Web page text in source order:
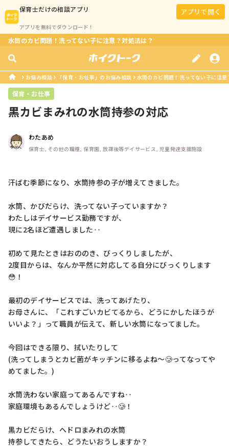
保育士だけの相談アプリ
アプリを無料でダウンロード！
アプリで開く
水筒のカビ問題！洗ってない子に注意？対処法は？
お悩み相談 「保育・お仕事」のお悩み相談 水筒のカビ問題！洗ってない子に注
保育・お仕事
黒カビまみれの水筒持参の対応
わたあめ
保育士, その他の職種, 保育園, 放課後等デイサービス, 児童発達支援施設
汗ばむ季節になり、水筒持参の子が増えてきました。
水筒、かびだらけ、洗ってない子っていますか？
わたしはデイサービス勤務ですが、
現に2名ほど遭遇しました‥
初めて見たときはおののき、びっくりしましたが、
2度目からは、なんか平然に対応してる自分にびっくりします
😳！
最初のデイサービスでは、洗ってあげたり、
お母さんに、「これすごいカビてるから、どうにかしたほうが
いいよ？」って職員が伝えて、新しい水筒になってました。
今回はできる限り、拭いたりして
(洗ってしまうとカビ菌がキッチンに移るよね〜🥲ってなってや
めてました。)
水筒洗わない家庭ってあるんですね‥
家庭環境もあるんでしょうけど‥🥲！
黒カビだらけ、ヘドロまみれの水筒
持参してきたら、どうたいおうしますか？